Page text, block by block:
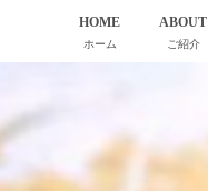
HOME
ホーム
ABOUT
ご紹介